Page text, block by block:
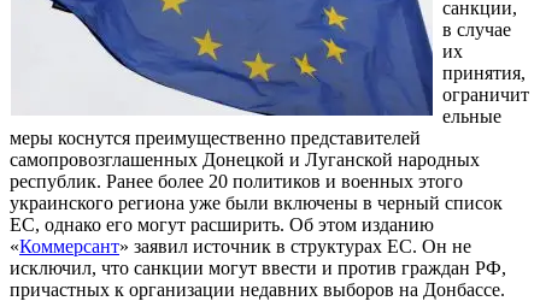
санкции,
в случае
их
принятия,
ограничит
ельные
меры коснутся преимущественно представителей
самопровозглашенных Донецкой и Луганской народных
республик. Ранее более 20 политиков и военных этого
украинского региона уже были включены в черный список
ЕС, однако его могут расширить. Об этом изданию
«Коммерсант» заявил источник в структурах ЕС. Он не
исключил, что санкции могут ввести и против граждан РФ,
причастных к организации недавних выборов на Донбассе.